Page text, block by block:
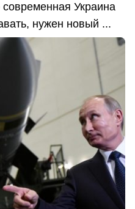
Украина
нужен новый ...